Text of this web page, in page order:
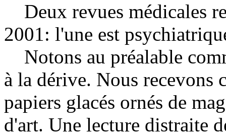
Deux revues médicales
2001: l'une est
Notons au préalable
à la dérive. Nous recevons
papiers glacés ornés de
d'art. Une lecture distraite